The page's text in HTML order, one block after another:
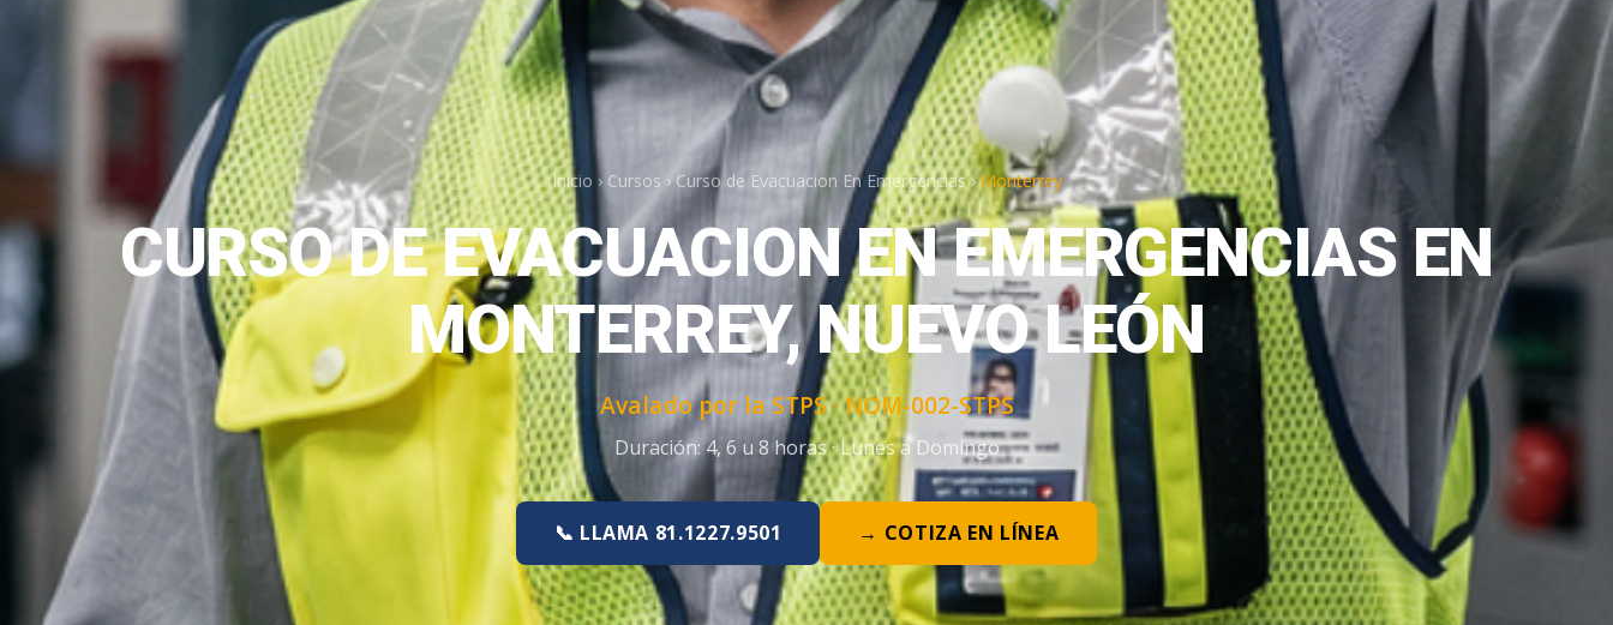
Inicio › Cursos ›Curso de Evacuacion En Emergencias›Monterrey
CURSO DE EVACUACION EN EMERGENCIAS EN
MONTERREY, NUEVO LEÓN
Avalado por la STPS ·NOM-002-STPS
Duración:4, 6 u 8 horas·Lunes a Domingo
📞 LLAMA 81.1227.9501 → COTIZA EN LÍNEA